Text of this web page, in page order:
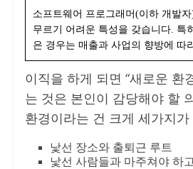
소프트웨어 프로그래머(이하 개발
무르기 어려운 특성을 갖습니다. 특
은 경우는 매출과 사업의 향방에 따
이직을 하게 되면 “새로운 환
는 것은 본인이 감당해야 할
환경이라는 건 크게 세가지
낯선 장소와 출퇴근 루트
낯선 사람들과 마주쳐야 하